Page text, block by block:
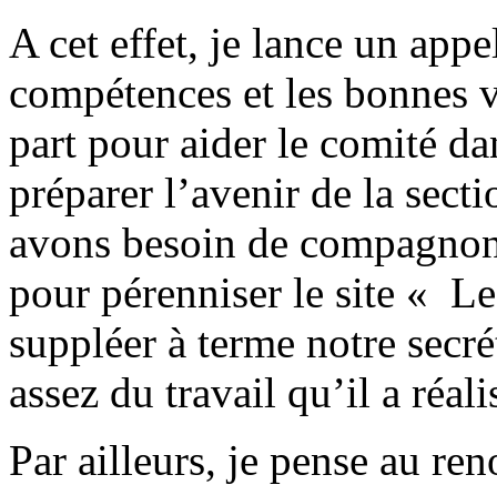
A cet effet, je lance un
compétences et les
part pour aider le comité
préparer l’avenir de la
avons besoin de
pour pérenniser le site «
suppléer à terme notre
assez du travail qu’il a
Par ailleurs, je pense au